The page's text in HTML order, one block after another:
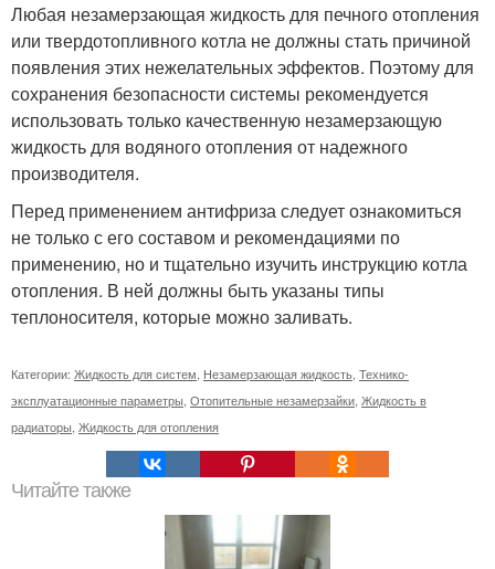
Любая незамерзающая жидкость для печного отопления
или твердотопливного котла не должны стать причиной
появления этих нежелательных эффектов. Поэтому для
сохранения безопасности системы рекомендуется
использовать только качественную незамерзающую
жидкость для водяного отопления от надежного
производителя.
Перед применением антифриза следует ознакомиться
не только с его составом и рекомендациями по
применению, но и тщательно изучить инструкцию котла
отопления. В ней должны быть указаны типы
теплоносителя, которые можно заливать.
Категории: Жидкость для систем Незамерзающая жидкость Технико-
эксплуатационные параметры Отопительные незамерзайки Жидкость в
радиаторы Жидкость для отопления
Читайте также